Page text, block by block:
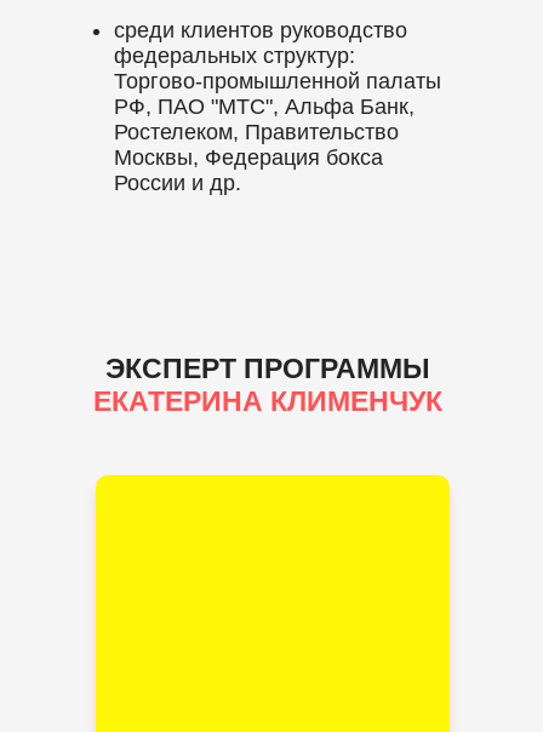
среди клиентов руководство
федеральных структур:
Торгово-промышленной палаты
РФ, ПАО "МТС", Альфа Банк,
Ростелеком, Правительство
Москвы, Федерация бокса
России и др.
ЭКСПЕРТ ПРОГРАММЫ
ЕКАТЕРИНА КЛИМЕНЧУК